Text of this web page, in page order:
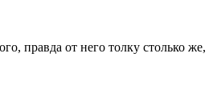
правда от него толку столько